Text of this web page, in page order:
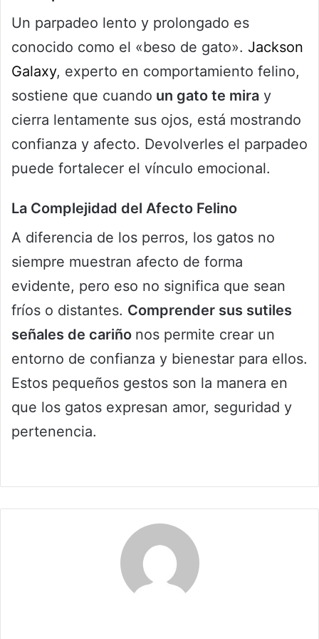
Un parpadeo lento y prolongado es
conocido como el «beso de gato». Jackson
Galaxy, experto en comportamiento felino,
sostiene que cuando un gato te mira y
cierra lentamente sus ojos, está mostrando
confianza y afecto. Devolverles el parpadeo
puede fortalecer el vínculo emocional.
La Complejidad del Afecto Felino
A diferencia de los perros, los gatos no
siempre muestran afecto de forma
evidente, pero eso no significa que sean
fríos o distantes. Comprender sus sutiles
señales de cariño nos permite crear un
entorno de confianza y bienestar para ellos.
Estos pequeños gestos son la manera en
que los gatos expresan amor, seguridad y
pertenencia.